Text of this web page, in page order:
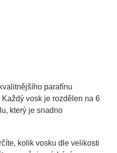
parafínu
vosk je rozdělen na 6
který je snadno
kolik vosku dle velikosti